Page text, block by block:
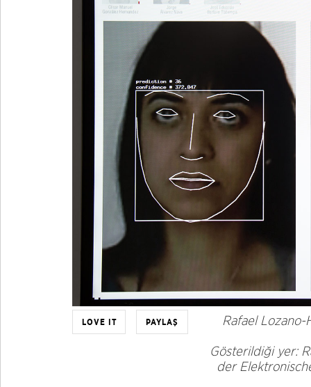
LOVE IT PAYLAŞ
Rafael
Gösterildiği yer:
der